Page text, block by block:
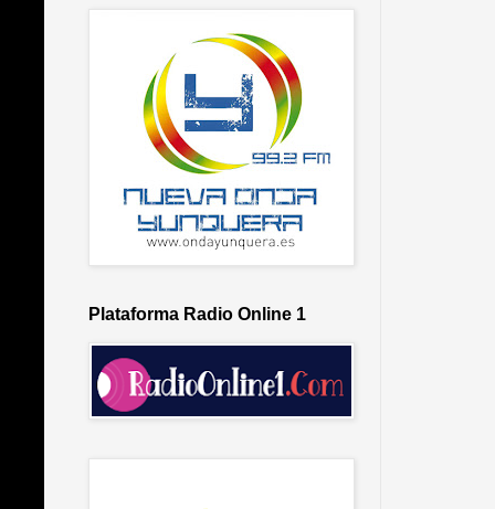
Plataforma Radio Online 1